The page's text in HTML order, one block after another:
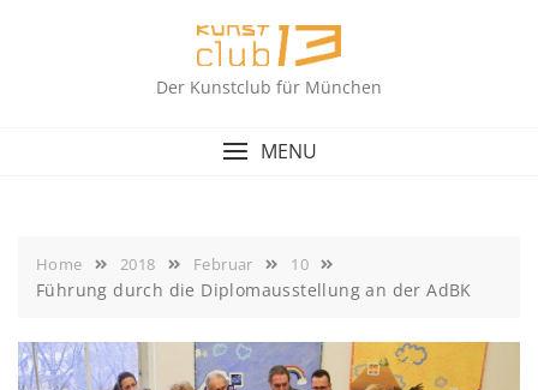
Der Kunstclub für München
MENU
Home 2018 Februar 10
Führung durch die Diplomausstellung an der AdBK